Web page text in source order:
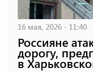
16 мая, 2026 - 11:40
Россияне
дорогу,
в